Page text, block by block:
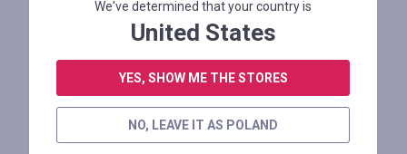
Otrzymuj korzyści
do 50%
We've determined that your country is
United States
YES, SHOW ME THE STORES
NO, LEAVE IT AS POLAND